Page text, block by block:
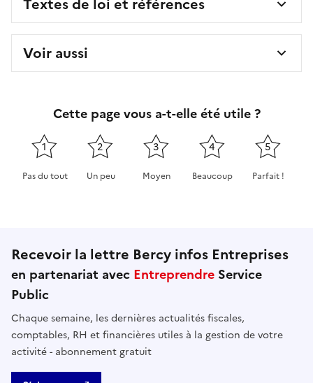
Voir aussi
Cette page vous a-t-elle été utile ?
1
Pas du tout
2
Un peu
3
Moyen
4
Beaucoup
5
Parfait !
Recevoir la lettre Bercy infos Entreprises
en partenariat avec Entreprendre Service
Public
Chaque semaine, les dernières actualités fiscales,
comptables, RH et financières utiles à la gestion de votre
activité - abonnement gratuit